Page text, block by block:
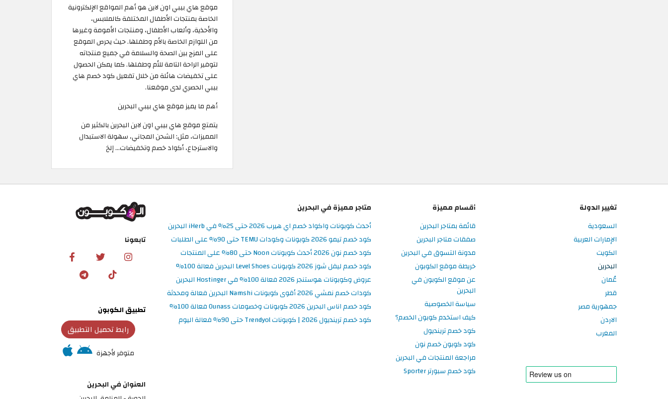
موقع هاي بيبي اون لاين هو أهم المواقع الإلكترونية
الخاصة بمنتجات الأطفال المختلفة كالملابس،
والأحذية، وألعاب الأطفال، ومنتجات الأمومة وغيرها
من اللوازم الخاصة بالأم وطفلها. حيث يحرص الموقع
على المزج بين الصحة والسلامة في جميع منتجاته
لتوفير الراحة التامة للأم وطفلها. كما يمكن الحصول
على تخفيضات هائلة من خلال تفعيل كود خصم هاي
بيبي الحصري لدى موقعنا.
أهم ما يميز موقع هاي بيبي البحرين
يتمتع موقع هاي بيبي اون لاين البحرين بالكثير من
المميزات، مثل: الشحن المجاني، سهولة الاستبدال
والاسترجاع، أكواد خصم وتخفيضات... إلخ
تغيير الدولة
السعودية
الإمارات العربية
الكويت
البحرين
عُمان
قطر
جمهورية مصر
الاردن
المغرب
أقسام مميزة
قائمة بمتاجر البحرين
صفقات متاجر البحرين
مدونة التسوق في البحرين
خريطة موقع الكوبون
عن موقع الكوبون في
البحرين
سياسة الخصوصية
كيف استخدم كوبون الخصم؟
كود خصم ترينديول
كود كوبون خصم نون
مراجعة المنتجات في البحرين
كود خصم سبورتر Sporter
متاجر مميزة في البحرين
أحدث كوبونات واكواد خصم اي هيرب 2026 حتى 25% في iHerb البحرين
كود خصم تيمو 2026 كوبونات وكودات TEMU حتى 90% على الطلبات
كود خصم نون 2026 أحدث كوبونات Noon حتى 80% على المنتجات
كود خصم ليفل شوز 2026 كوبونات Level Shoes البحرين فعالة 100%
عروض وكوبونات هوستنجر 2026 فعالة 100% في Hostinger البحرين
كودات خصم نمشي 2026 أقوى كوبونات Namshi البحرين فعالة ومحدثة
كود خصم اناس البحرين 2026 كوبونات وخصومات Ounass فعالة 100%
كود خصم ترينديول 2026 | كوبونات Trendyol حتى 90% فعالة اليوم
تابعونا
تطبيق الكوبون
رابط تحميل التطبيق
متوفر لأجهزة
العنوان في البحرين